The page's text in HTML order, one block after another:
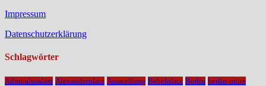
Impressum
Datenschutzerklärung
Schlagwörter
Admiralspalast Alexanderplatz Ausstellung Bebelplatz Berlin berlin-mitte